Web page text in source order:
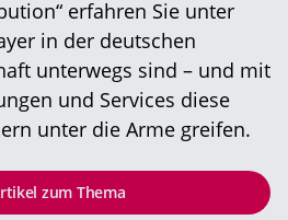
erfahren Sie unter
in der deutschen
unterwegs sind – und mit
und Services diese
unter die Arme greifen.
zum Thema